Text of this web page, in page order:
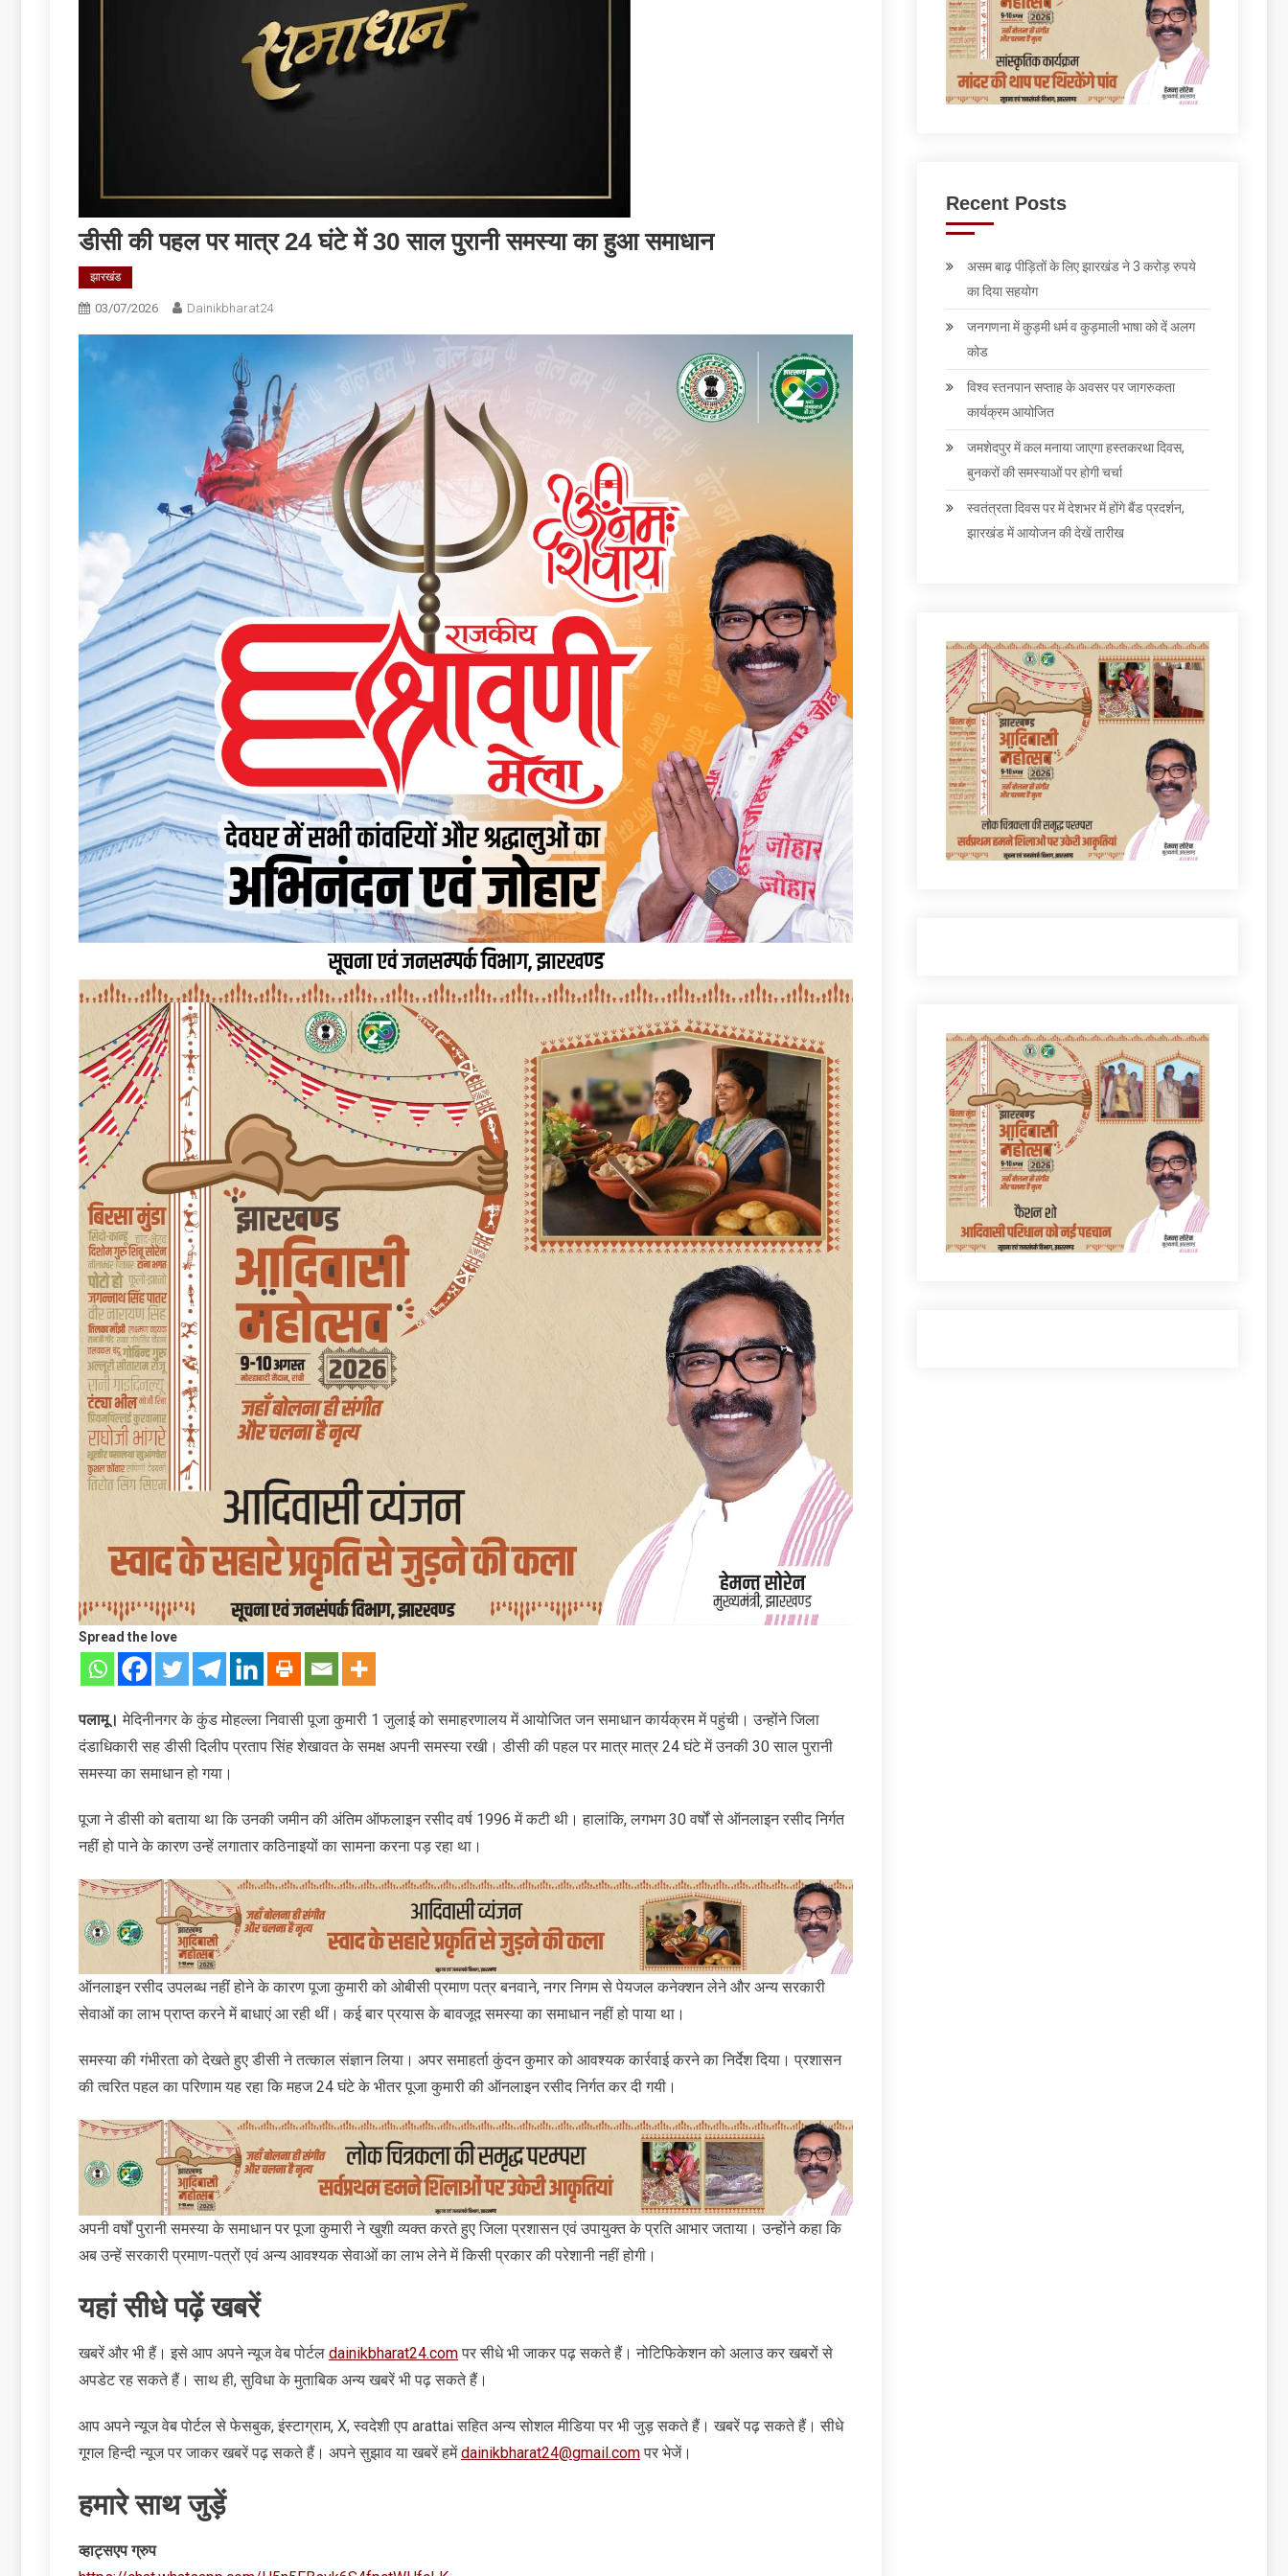
डीसी की पहल पर मात्र 24 घंटे में 30 साल पुरानी समस्या का हुआ समाधान
झारखंड
03/07/2026 Dainikbharat24
Spread the love
पलामू। मेदिनीनगर के कुंड मोहल्ला निवासी पूजा कुमारी 1 जुलाई को समाहरणालय में आयोजित जन समाधान कार्यक्रम में पहुंची। उन्होंने जिला
दंडाधिकारी सह डीसी दिलीप प्रताप सिंह शेखावत के समक्ष अपनी समस्या रखी। डीसी की पहल पर मात्र मात्र 24 घंटे में उनकी 30 साल पुरानी
समस्या का समाधान हो गया।
पूजा ने डीसी को बताया था कि उनकी जमीन की अंतिम ऑफलाइन रसीद वर्ष 1996 में कटी थी। हालांकि, लगभग 30 वर्षों से ऑनलाइन रसीद निर्गत
नहीं हो पाने के कारण उन्हें लगातार कठिनाइयों का सामना करना पड़ रहा था।
ऑनलाइन रसीद उपलब्ध नहीं होने के कारण पूजा कुमारी को ओबीसी प्रमाण पत्र बनवाने, नगर निगम से पेयजल कनेक्शन लेने और अन्य सरकारी
सेवाओं का लाभ प्राप्त करने में बाधाएं आ रही थीं। कई बार प्रयास के बावजूद समस्या का समाधान नहीं हो पाया था।
समस्या की गंभीरता को देखते हुए डीसी ने तत्काल संज्ञान लिया। अपर समाहर्ता कुंदन कुमार को आवश्यक कार्रवाई करने का निर्देश दिया। प्रशासन
की त्वरित पहल का परिणाम यह रहा कि महज 24 घंटे के भीतर पूजा कुमारी की ऑनलाइन रसीद निर्गत कर दी गयी।
अपनी वर्षों पुरानी समस्या के समाधान पर पूजा कुमारी ने खुशी व्यक्त करते हुए जिला प्रशासन एवं उपायुक्त के प्रति आभार जताया। उन्होंने कहा कि
अब उन्हें सरकारी प्रमाण-पत्रों एवं अन्य आवश्यक सेवाओं का लाभ लेने में किसी प्रकार की परेशानी नहीं होगी।
यहां सीधे पढ़ें खबरें
खबरें और भी हैं। इसे आप अपने न्‍यूज वेब पोर्टल dainikbharat24.comपर सीधे भी जाकर पढ़ सकते हैं। नोटिफिकेशन को अलाउ कर खबरों से
अपडेट रह सकते हैं। साथ ही, सुविधा के मुताबिक अन्‍य खबरें भी पढ़ सकते हैं।
आप अपने न्‍यूज वेब पोर्टल से फेसबुक, इंस्‍टाग्राम, X, स्‍वदेशी एप arattai सहित अन्‍य सोशल मीडिया पर भी जुड़ सकते हैं। खबरें पढ़ सकते हैं। सीधे
गूगल हिन्‍दी न्‍यूज पर जाकर खबरें पढ़ सकते हैं। अपने सुझाव या खबरें हमेंdainikbharat24@gmail.comपर भेजें।
हमारे साथ जुड़ें
व्‍हाट्सएप ग्रुप
Recent Posts
असम बाढ़ पीड़ितों के लिए झारखंड ने 3 करोड़ रुपये
का दिया सहयोग
जनगणना में कुड़मी धर्म व कुड़माली भाषा को दें अलग
कोड
विश्व स्तनपान सप्ताह के अवसर पर जागरुकता
कार्यक्रम आयोजित
जमशेदपुर में कल मनाया जाएगा हस्तकरथा दिवस,
बुनकरों की समस्याओं पर होगी चर्चा
स्वतंत्रता दिवस पर में देशभर में होंगे बैंड प्रदर्शन,
झारखंड में आयोजन की देखें तारीख